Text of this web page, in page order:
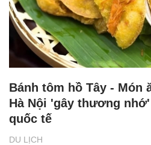
DU LỊCH
Bánh tôm hồ Tây - Món
Hà Nội 'gây thương
quốc tế